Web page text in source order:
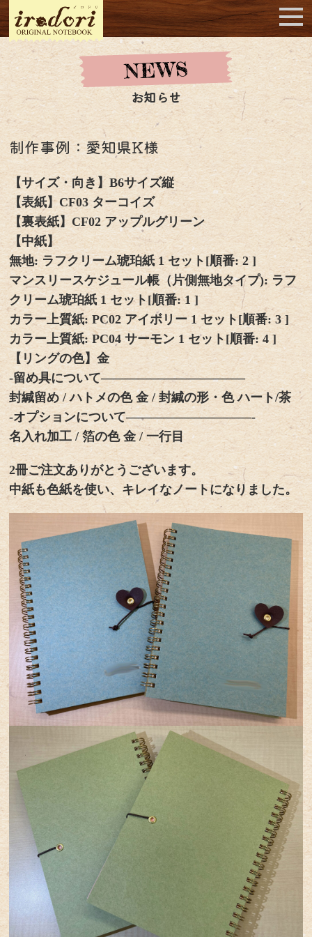
お知らせ
制作事例：愛知県K様
【サイズ・向き】B6サイズ縦
【表紙】CF03 ターコイズ
【裏表紙】CF02 アップルグリーン
【中紙】
無地: ラフクリーム琥珀紙 1 セット[順番: 2 ]
マンスリースケジュール帳（片側無地タイプ): ラフ
クリーム琥珀紙 1 セット[順番: 1 ]
カラー上質紙: PC02 アイボリー 1 セット[順番: 3 ]
カラー上質紙: PC04 サーモン 1 セット[順番: 4 ]
【リングの色】金
-留め具について———————————–
封緘留め / ハトメの色 金 / 封緘の形・色 ハート/茶
-オプションについて——————————-
名入れ加工 / 箔の色 金 / 一行目
2冊ご注文ありがとうございます。
中紙も色紙を使い、キレイなノートになりました。